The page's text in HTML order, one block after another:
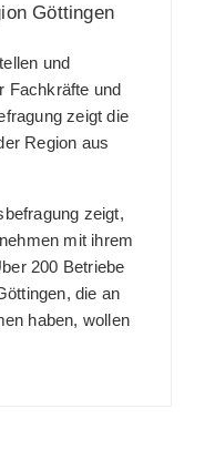
Göttingen
und
Fachkräfte und
zeigt die
Region aus
zeigt,
mit ihrem
200 Betriebe
die an
haben, wollen